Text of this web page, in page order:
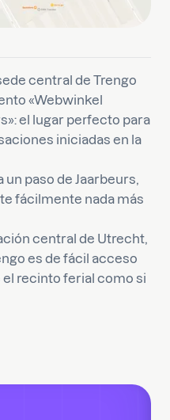
central de Trengo
«Webwinkel
el lugar perfecto para
iniciadas en la
paso de Jaarbeurs,
fácilmente nada más
central de Utrecht,
es de fácil acceso
recinto ferial como si